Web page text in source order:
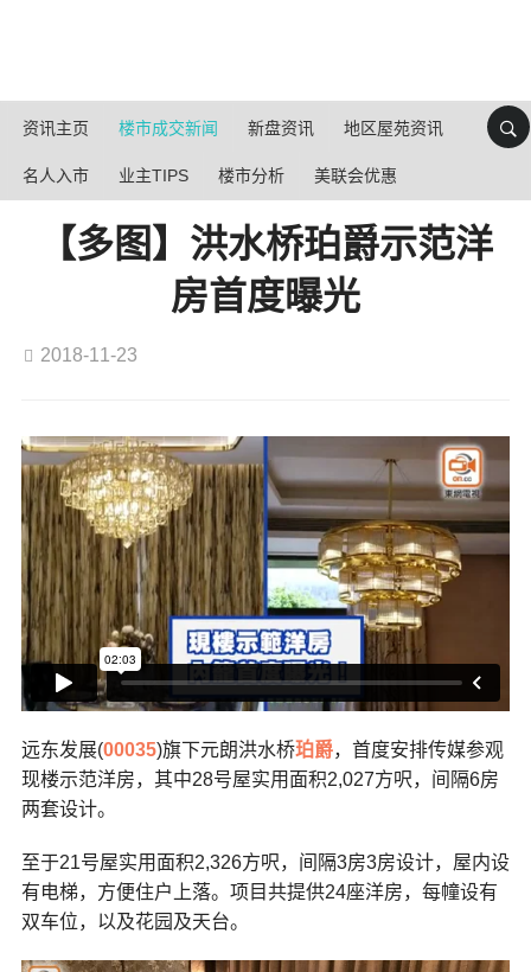
资讯主页 楼市成交新闻 新盘资讯 地区屋苑资讯
名人入市 业主TIPS 楼市分析 美联会优惠
【多图】洪水桥珀爵示范洋
房首度曝光
2018-11-23
远东发展(00035)旗下元朗洪水桥珀爵，首度安排传媒参观
现楼示范洋房，其中28号屋实用面积2,027方呎，间隔6房
两套设计。
至于21号屋实用面积2,326方呎，间隔3房3房设计，屋内设
有电梯，方便住户上落。项目共提供24座洋房，每幢设有
双车位，以及花园及天台。